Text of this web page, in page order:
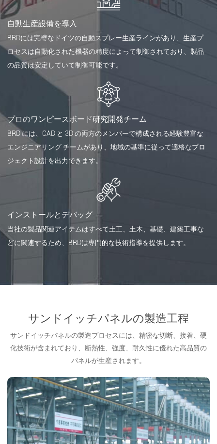
自動生産設備を導入
BRDには完璧なドイツの自動スプレー生産ラインがあり、生産プ
ロセスは自動化された機器の精度によって制御されており、製品
の品質は安定していて制御可能です。
プロのワンピースボード研究開発チーム
BRD には、CAD と 3D の両方のメンバーで構成される経験豊富な
エンジニアリング チームがあり、地域の基準に従って適格なプロ
ジェクト設計を出力できます。
インストールとデバッグ
当社の製品関連アイテムはすべて土工、土木、基礎、建築工事な
どに関連するため、BRDは専門的な技術指導を提供します。
サンドイッチパネルの製造工程
サンドイッチパネルの製造プロセスには、精密な切断、接着、硬
化技術が含まれており、断熱性、強度、耐久性に優れた高品質の
パネルが生産されます。